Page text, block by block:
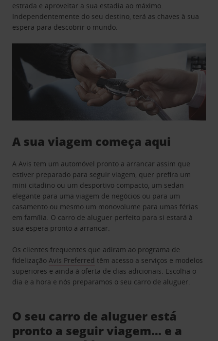
estrada e aproveitar a sua estadia ao máximo.
Independentemente do seu destino, terá as chaves à sua
espera para descobrir o mundo.
A sua viagem começa aqui
A Avis tem um automóvel pronto a arrancar assim que
estiver preparado para seguir viagem, quer prefira um
mini citadino ou um desportivo compacto, um sedan
elegante para uma viagem de negócios ou para um
casamento ou mesmo um monovolume para umas férias
em família. O carro de aluguer perfeito para si estará à
sua espera pronto a arrancar.
Os clientes frequentes que adiram ao programa de
fidelizaçãoAvis Preferred têm acesso a serviços e modelos
superiores e ainda à oferta de dias adicionais. Escolha o
dia e a hora e nós preparamos o seu carro de aluguer.
O seu carro de aluguer está
pronto a seguir viagem… e a